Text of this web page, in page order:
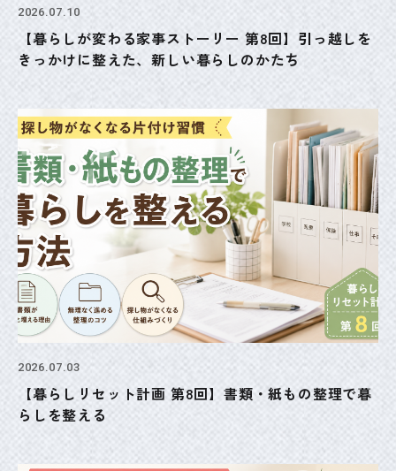
2026.07.10
【暮らしが変わる家事ストーリー 第8回】引っ越しを
きっかけに整えた、新しい暮らしのかたち
2026.07.03
【暮らしリセット計画 第8回】書類・紙もの整理で暮
らしを整える